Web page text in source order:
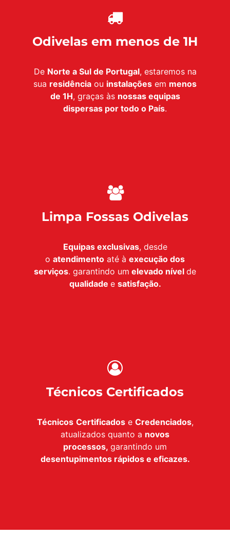
Odivelas em menos de 1H
De Norte a Sul de Portugal, estaremos na
sua residência ou instalações em menos
de 1H, graças às nossas equipas
dispersas por todo o País.
Limpa Fossas Odivelas
Equipas exclusivas, desde
o atendimento até à execução dos
serviços. garantindo um elevado nível de
qualidade e satisfação.
Técnicos Certificados
Técnicos Certificadose Credenciados,
atualizados quanto a novos
processos, garantindo um
desentupimentos rápidos e eficazes.